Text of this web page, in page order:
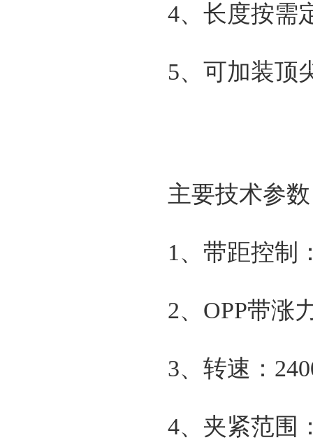
4、长度按需
5、可加装顶
主要技术参
1、带距控制
2、OPP带涨
3、转速：
4、夹紧范围